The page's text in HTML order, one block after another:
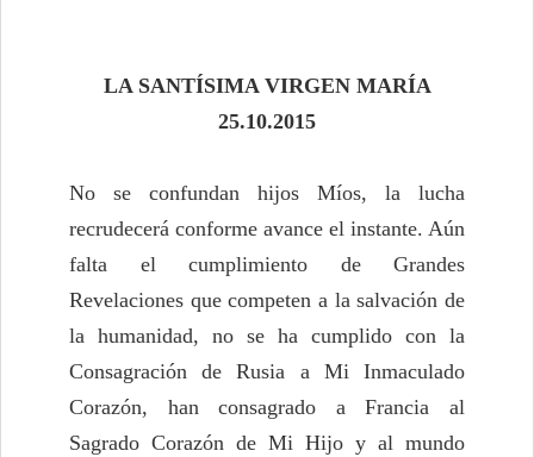
LA SANTÍSIMA VIRGEN MARÍA
25.10.2015
No se confundan hijos Míos, la lucha
recrudecerá conforme avance el instante. Aún
falta el cumplimiento de Grandes
Revelaciones que competen a la salvación de
la humanidad, no se ha cumplido con la
Consagración de Rusia a Mi Inmaculado
Corazón, han consagrado a Francia al
Sagrado Corazón de Mi Hijo y al mundo